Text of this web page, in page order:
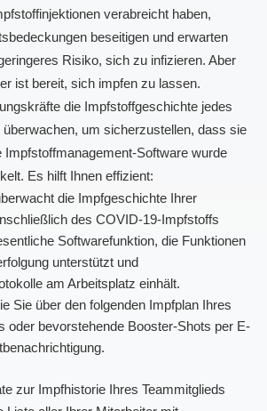
verabreicht haben,
beseitigen und erwarten
Risiko, sich zu infizieren. Aber
ist bereit, sich impfen zu lassen.
die Impfstoffgeschichte jedes
überwachen, um sicherzustellen, dass sie
Impfstoffmanagement-Software wurde
Es hilft Ihnen effizient:
die Impfgeschichte Ihrer
des COVID-19-Impfstoffs
Softwarefunktion, die Funktionen
unterstützt und
am Arbeitsplatz einhält.
Sie über den folgenden Impfplan Ihres
oder bevorstehende Booster-Shots per E-
zur Impfhistorie Ihres Teammitglieds